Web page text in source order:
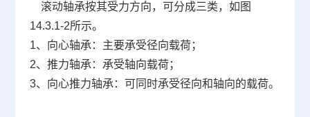
滚动轴承按其受力方向，可分成三类，如图
14.3.1-2所示。
1、向心轴承：主要承受径向载荷；
2、推力轴承：承受轴向载荷；
3、向心推力轴承：可同时承受径向和轴向的载荷。